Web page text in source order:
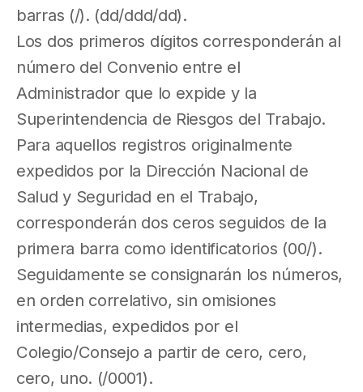
barras (/). (dd/ddd/dd).
Los dos primeros dígitos corresponderán al
número del Convenio entre el
Administrador que lo expide y la
Superintendencia de Riesgos del Trabajo.
Para aquellos registros originalmente
expedidos por la Dirección Nacional de
Salud y Seguridad en el Trabajo,
corresponderán dos ceros seguidos de la
primera barra como identificatorios (00/).
Seguidamente se consignarán los números,
en orden correlativo, sin omisiones
intermedias, expedidos por el
Colegio/Consejo a partir de cero, cero,
cero, uno. (/0001).